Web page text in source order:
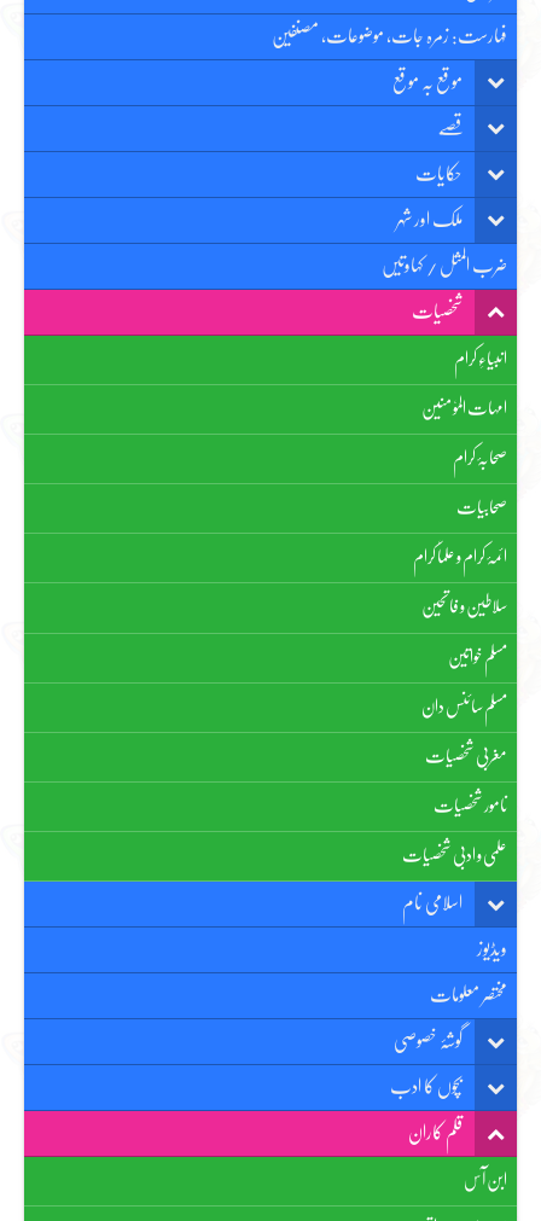
فہارست: زمرہ جات، موضوعات، مصنفین
موقع بہ موقع
قصّے
حکایات
ملک اور شہر
ضرب المثل / کہاوتیں
شخصیات
انبیاءِ کرام
امہات الموٗ منین
صحابۂ کرام
صحابیات
ائمۂ کرام و علماٗ کرام
سلاطین و فاتحین
مسلم خواتین
مسلم سائنس دان
مغربی شخصیات
نامور شخصیات
علمی و ادبی شخصیات
اسلامی نام
ویڈیوز
مختصر معلومات
گوشۂ خصوصی
بچوں کا ادب
قلم کاران
ابن آس